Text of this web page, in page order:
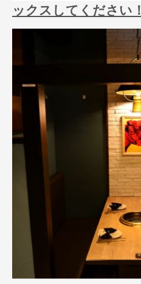
ックスしてください！